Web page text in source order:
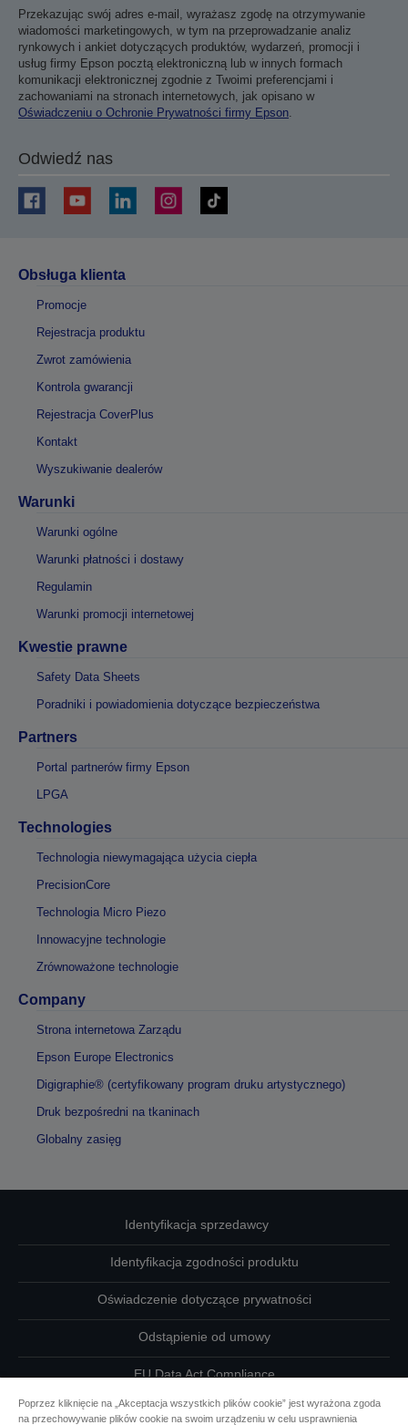
Przekazując swój adres e-mail, wyrażasz zgodę na otrzymywanie
wiadomości marketingowych, w tym na przeprowadzanie analiz
rynkowych i ankiet dotyczących produktów, wydarzeń, promocji i
usług firmy Epson pocztą elektroniczną lub w innych formach
komunikacji elektronicznej zgodnie z Twoimi preferencjami i
zachowaniami na stronach internetowych, jak opisano w
Oświadczeniu o Ochronie Prywatności firmy Epson.
Odwiedź nas
Obsługa klienta
Promocje
Rejestracja produktu
Zwrot zamówienia
Kontrola gwarancji
Rejestracja CoverPlus
Kontakt
Wyszukiwanie dealerów
Warunki
Warunki ogólne
Warunki płatności i dostawy
Regulamin
Warunki promocji internetowej
Kwestie prawne
Safety Data Sheets
Poradniki i powiadomienia dotyczące bezpieczeństwa
Partners
Portal partnerów firmy Epson
LPGA
Technologies
Technologia niewymagająca użycia ciepła
PrecisionCore
Technologia Micro Piezo
Innowacyjne technologie
Zrównoważone technologie
Company
Strona internetowa Zarządu
Epson Europe Electronics
Digigraphie® (certyfikowany program druku artystycznego)
Druk bezpośredni na tkaninach
Globalny zasięg
Identyfikacja sprzedawcy
Identyfikacja zgodności produktu
Oświadczenie dotyczące prywatności
Odstąpienie od umowy
EU Data Act Compliance
Skontaktuj się z nami w sprawie swoich danych
Poprzez kliknięcie na „Akceptacja wszystkich plików cookie” jest wyrażona zgoda
na przechowywanie plików cookie na swoim urządzeniu w celu usprawnienia